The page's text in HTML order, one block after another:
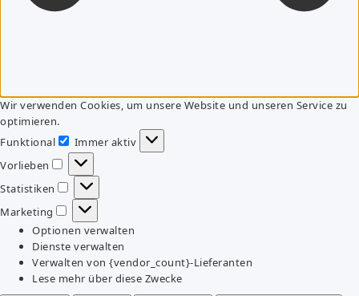
Wir verwenden Cookies, um unsere Website und unseren Service zu
optimieren.
Funktional
Funktional
Immer aktiv
Vorlieben
Vorlieben
Statistiken
Statistiken
Marketing
Marketing
Optionen verwalten
Dienste verwalten
Verwalten von {vendor_count}-Lieferanten
Lese mehr über diese Zwecke